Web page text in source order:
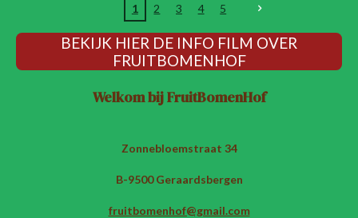
1 2 3 4 5
BEKIJK HIER DE INFO FILM OVER
FRUITBOMENHOF
Welkom bij FruitBomenHof
Zonnebloemstraat 34
B-9500 Geraardsbergen
fruitbomenhof@gmail.com